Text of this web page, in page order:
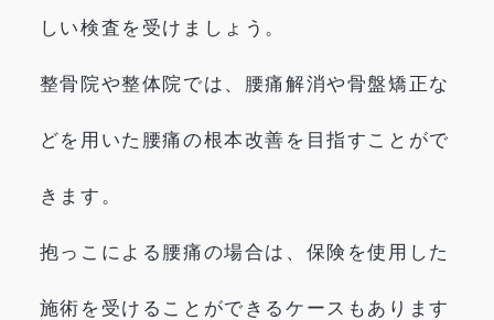
しい検査を受けましょう。
整骨院や整体院では、腰痛解消や骨盤矯正な
どを用いた腰痛の根本改善を目指すことがで
きます。
抱っこによる腰痛の場合は、保険を使用した
施術を受けることができるケースもあります